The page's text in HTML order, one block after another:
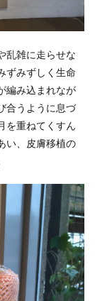
乱雑に走らせな
ずみずしく生命
編み込まれなが
合うように息づ
を重ねてくすん
い、皮膚移植の